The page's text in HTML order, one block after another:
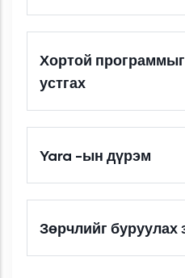
Хортой
устгах
Yara -ын дүрэм
Зөрчлийг